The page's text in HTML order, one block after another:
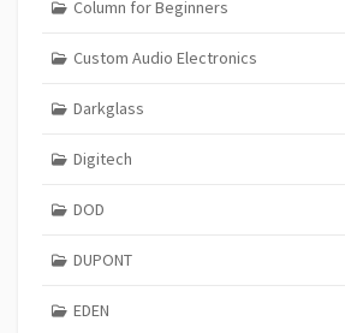
Column for Beginners
Custom Audio Electronics
Darkglass
Digitech
DOD
DUPONT
EDEN